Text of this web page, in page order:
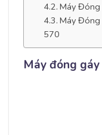
Máy Đóng
Máy Đóng
570
Máy đóng